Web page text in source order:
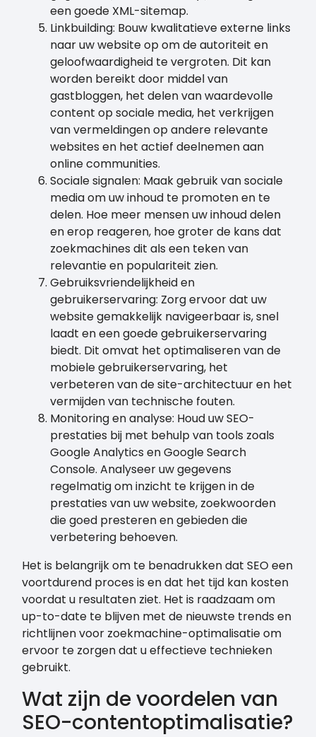
een goede XML-sitemap.
Linkbuilding: Bouw kwalitatieve externe links
naar uw website op om de autoriteit en
geloofwaardigheid te vergroten. Dit kan
worden bereikt door middel van
gastbloggen, het delen van waardevolle
content op sociale media, het verkrijgen
van vermeldingen op andere relevante
websites en het actief deelnemen aan
online communities.
Sociale signalen: Maak gebruik van sociale
media om uw inhoud te promoten en te
delen. Hoe meer mensen uw inhoud delen
en erop reageren, hoe groter de kans dat
zoekmachines dit als een teken van
relevantie en populariteit zien.
Gebruiksvriendelijkheid en
gebruikerservaring: Zorg ervoor dat uw
website gemakkelijk navigeerbaar is, snel
laadt en een goede gebruikerservaring
biedt. Dit omvat het optimaliseren van de
mobiele gebruikerservaring, het
verbeteren van de site-architectuur en het
vermijden van technische fouten.
Monitoring en analyse: Houd uw SEO-
prestaties bij met behulp van tools zoals
Google Analytics en Google Search
Console. Analyseer uw gegevens
regelmatig om inzicht te krijgen in de
prestaties van uw website, zoekwoorden
die goed presteren en gebieden die
verbetering behoeven.
Het is belangrijk om te benadrukken dat SEO een
voortdurend proces is en dat het tijd kan kosten
voordat u resultaten ziet. Het is raadzaam om
up-to-date te blijven met de nieuwste trends en
richtlijnen voor zoekmachine-optimalisatie om
ervoor te zorgen dat u effectieve technieken
gebruikt.
Wat zijn de voordelen van
SEO-contentoptimalisatie?